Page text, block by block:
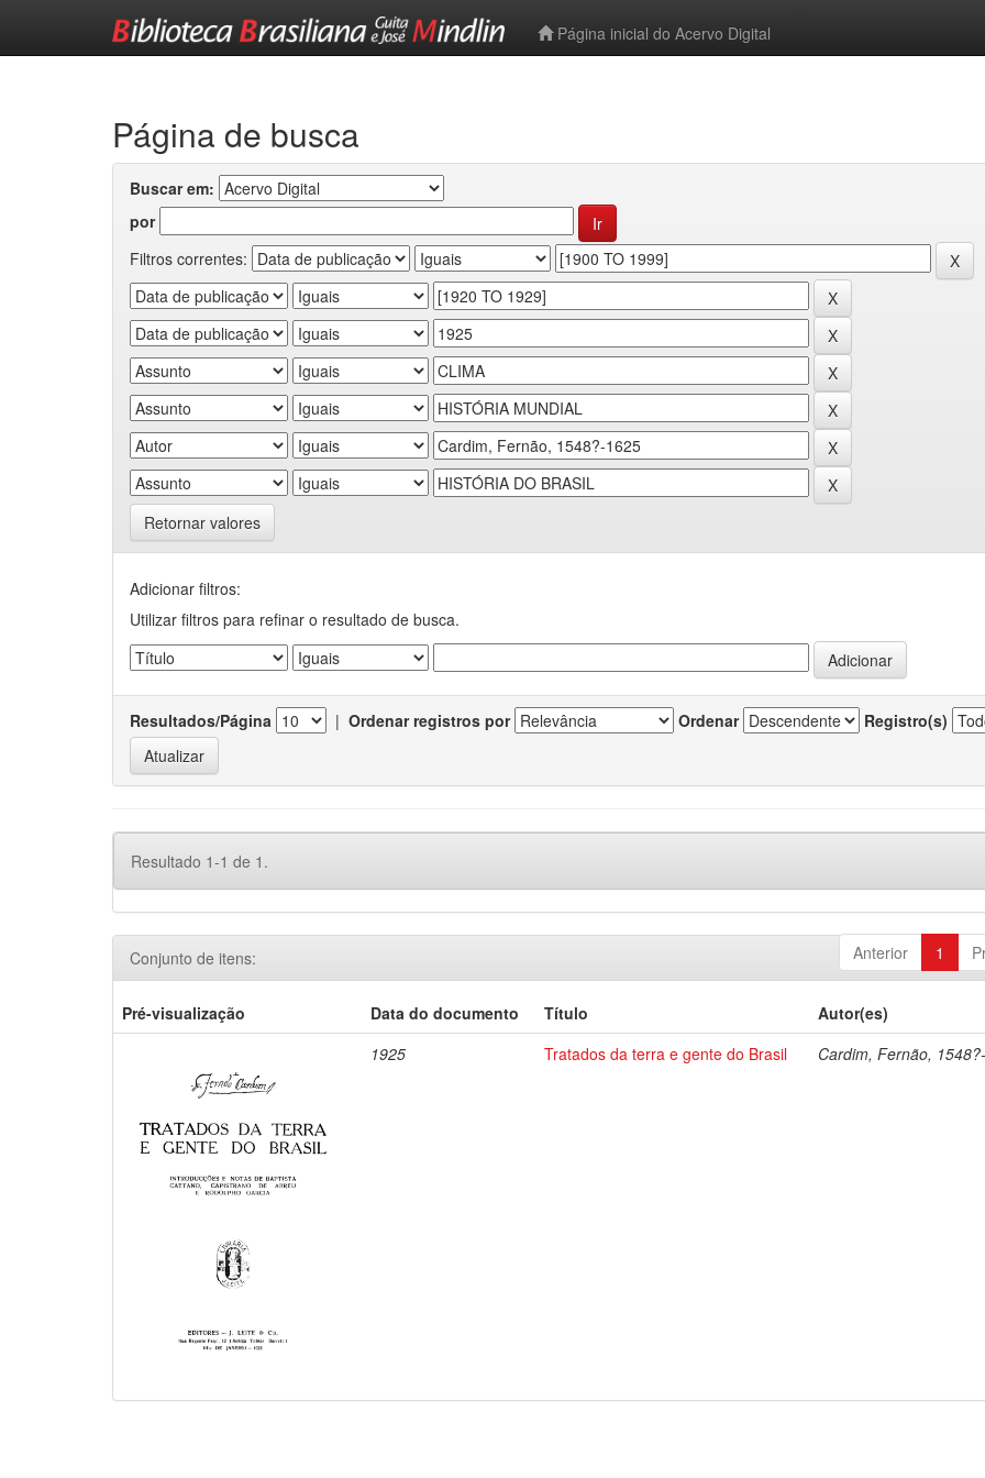
Página inicial do Acervo Digital
Página de busca
Buscar em:
por
Filtros correntes:
Retornar valores
Adicionar filtros:
Utilizar filtros para refinar o resultado de busca.
Resultados/Página | Ordenar registros por Ordenar Registro(s)
Resultado 1-1 de 1.
Anterior 1
Conjunto de itens:
Pré-visualização Data do documento Título
Autor(es)
1925
Tratados da terra e gente do Brasil Cardim, Fernão,